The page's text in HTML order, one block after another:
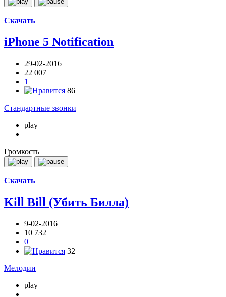
Скачать
iPhone 5 Notification
29-02-2016
22 007
1
86
Стандартные звонки
play
Громкость
Скачать
Kill Bill (Убить Билла)
9-02-2016
10 732
0
32
Мелодии
play